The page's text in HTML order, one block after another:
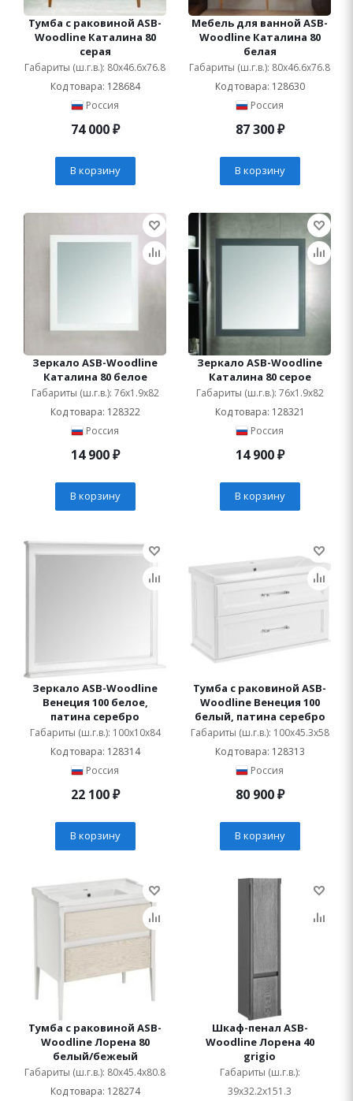
Тумба с раковиной ASB-
Woodline Каталина 80
серая
Габариты (ш.г.в.): 80x46.6x76.8
Код товара: 128684
Россия
74 000₽
В корзину
Мебель для ванной ASB-
Woodline Каталина 80
белая
Габариты (ш.г.в.): 80x46.6x76.8
Код товара: 128630
Россия
87 300₽
В корзину
Зеркало ASB-Woodline
Каталина 80 белое
Габариты (ш.г.в.): 76x1.9x82
Код товара: 128322
Россия
14 900₽
В корзину
Зеркало ASB-Woodline
Каталина 80 серое
Габариты (ш.г.в.): 76x1.9x82
Код товара: 128321
Россия
14 900₽
В корзину
Зеркало ASB-Woodline
Венеция 100 белое,
патина серебро
Габариты (ш.г.в.): 100x10x84
Код товара: 128314
Россия
22 100₽
В корзину
Тумба с раковиной ASB-
Woodline Венеция 100
белый, патина серебро
Габариты (ш.г.в.): 100x45.3x58
Код товара: 128313
Россия
80 900₽
В корзину
Тумба с раковиной ASB-
Woodline Лорена 80
белый/бежеый
Габариты (ш.г.в.): 80x45.4x80.8
Код товара: 128274
Шкаф-пенал ASB-
Woodline Лорена 40
grigio
Габариты (ш.г.в.):
39x32.2x151.3